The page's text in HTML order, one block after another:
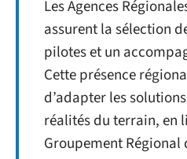
Les Agences
assurent la sélection
pilotes et un
Cette présence
d’adapter les
réalités du terrain, en
Groupement Régional